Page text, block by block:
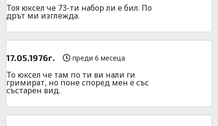
Тоя юксел че 73-ти набор ли е бил. По
дрът ми изглежда.
17.05.1976г. преди 6 месеца
То юксел че там по ти ви нали ги
гримират, но поне според мен е със
състарен вид.